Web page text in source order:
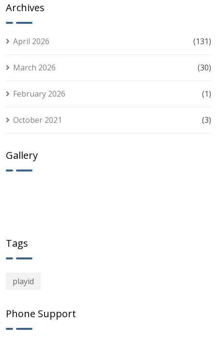
Archives
April 2026 (131)
March 2026 (30)
February 2026 (1)
October 2021 (3)
Gallery
Tags
playid
Phone Support